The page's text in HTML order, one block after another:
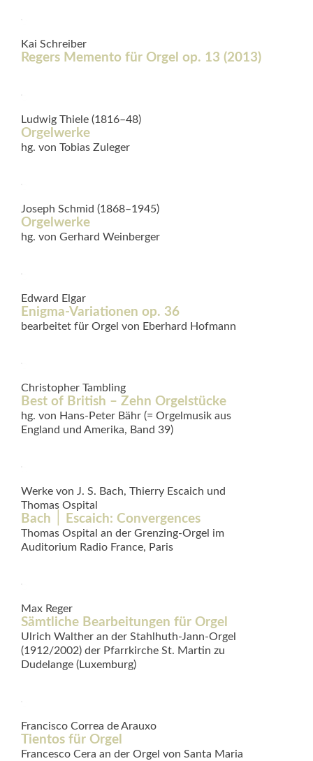
Kai Schreiber
Regers Memento für Orgel op. 13 (2013)
Ludwig Thiele (1816–48)
Orgelwerke
hg. von Tobias Zuleger
Joseph Schmid (1868–1945)
Orgelwerke
hg. von Gerhard Weinberger
Edward Elgar
Enigma-Variationen op. 36
bearbeitet für Orgel von Eberhard Hofmann
Christopher Tambling
Best of British – Zehn Orgelstücke
hg. von Hans-Peter Bähr (= Orgel­musik aus
England und Amerika, Band 39)
Werke von J. S. Bach, Thierry Escaich und
Thomas Ospital
Bach ׀ Escaich: Convergences
Thomas Ospital an der Grenzing-Orgel im
Auditorium Radio France, Paris
Max Reger
Sämtliche Bearbeitungen für Orgel
Ulrich Walther an der Stahlhuth-Jann-Orgel
(1912/2002) der Pfarrkirche St. Martin zu
Dudelange (Luxemburg)
Francisco Correa de Arauxo
Tientos für Orgel
Francesco Cera an der Orgel von Santa Maria